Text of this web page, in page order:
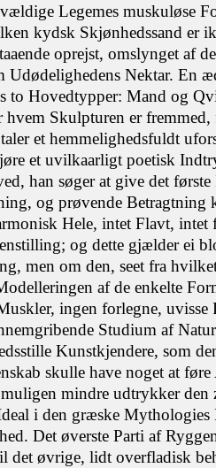
Legemes muskuløse
kydsk Skjønhedssand er
oprejst, omslynget af
Udødelighedens Nektar. En
to Hovedtypper: Mand og
hvem Skulpturen er
et hemmelighedsfuldt
et uvilkaarligt poetisk
han søger at give det
og prøvende Betragtning
Hele, intet Flavt,
og dette gjælder ei
men om den, seet fra
af de enkelte
ingen forlegne, uvisse
Studium af
Kunstkjendere, som
skulle have noget at
muligen mindre udtrykker
i den græske Mythologies
Det øverste Parti af
det øvrige, lidt overfladisk